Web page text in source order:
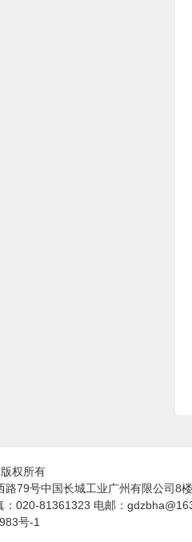
权所有
路79号中国长城工业广州有限公司8
：020-81361323 电邮：
号-1